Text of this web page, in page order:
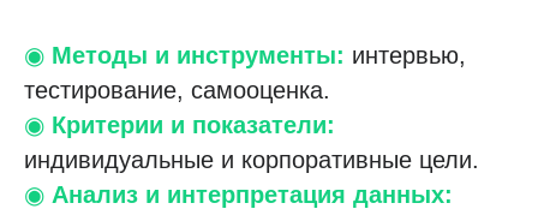
◉ Методы и инструменты: интервью,
тестирование, самооценка.
◉ Критерии и показатели:
индивидуальные и корпоративные цели.
◉ Анализ и интерпретация данных: